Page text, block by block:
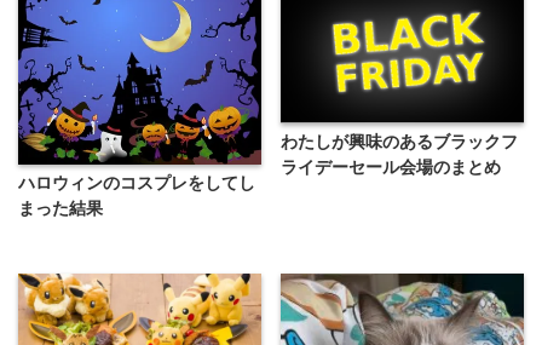
ハロウィンのコスプレをしてし
まった結果
わたしが興味のあるブラックフ
ライデーセール会場のまとめ